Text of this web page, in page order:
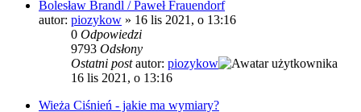
Bolesław Brandl / Paweł Frauendorf
autor: piozykow » 16 lis 2021, o 13:16
0 Odpowiedzi
9793 Odsłony
Ostatni postautor: piozykow
16 lis 2021, o 13:16
Wieża Ciśnień - jakie ma wymiary?